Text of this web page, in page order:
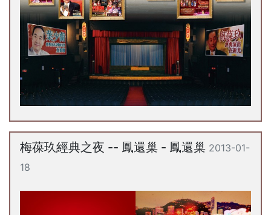
梅葆玖經典之夜 -- 鳳還巢 - 鳳還巢 2013-01-
18